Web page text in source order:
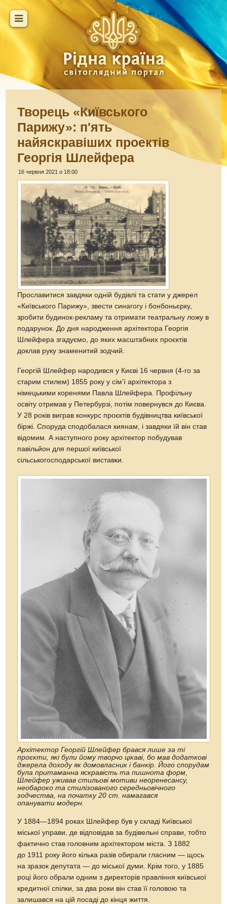
Творець «Київського
Парижу»: п'ять
найяскравіших проектів
Георгія Шлейфера
16 червня 2021 о 18:00
Прославитися завдяки одній будівлі та стати у джерел
«Київського Парижу», звести синагогу і бонбоньєрку,
зробити будинок-рекламу та отримати театральну ложу в
подарунок. До дня народження архітектора Георгія
Шлейфера згадуємо, до яких масштабних проєктів
доклав руку знаменитий зодчий.
Георгій Шлейфер народився у Києві 16 червня (4-го за
старим стилем) 1855 року у сімʼї архітектора з
німецькими коренями Павла Шлейфера. Профільну
освіту отримав у Петербурзі, потім повернувся до Києва.
У 28 років виграв конкурс проєктів будівництва київської
біржі. Споруда сподобалася киянам, і завдяки їй він став
відомим. А наступного року архітектор побудував
павільйон для першої київської
сільськогосподарської виставки.
Архітектор Георгій Шлейфер брався лише за ті
проєкти, які були йому творчо цікаві, бо мав додаткові
джерела доходу як домовласник і банкір .Його спорудам
була притаманна яскравість та пишнота форм,
Шлейфер уживав стильові мотиви неоренесансу,
необароко та стилізованого середньовічного
зодчества, на початку 20 ст. намагався
опанувати модерн.
У 1884—1894 роках Шлейфер був у складі Київської
міської управи, де відповідав за будівельні справи, тобто
фактично став головним архітектором міста. З 1882
до 1911 року його кілька разів обирали гласним — щось
на зразок депутата — до міської думи. Крім того, у 1885
році його обрали одним з директорів правління київської
кредитної спілки, за два роки він став її головою та
залишався на цій посаді до кінця життя.